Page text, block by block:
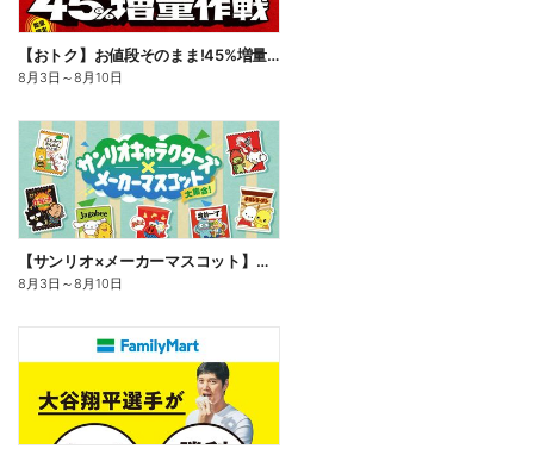
【おトク】お値段そのまま!45%増量作戦!
8月3日 ～8月10日
【サンリオ×メーカーマスコット】オリジナルグッズ貰える!
8月3日 ～8月10日